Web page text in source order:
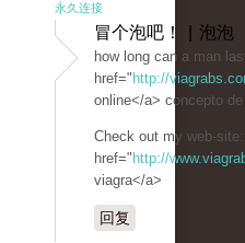
永久连接
冒个泡吧！ | 泡泡
how long can a man
href=" http://
online</a> concepto
Check out my web-
href=" http://
viagra</a>
回复